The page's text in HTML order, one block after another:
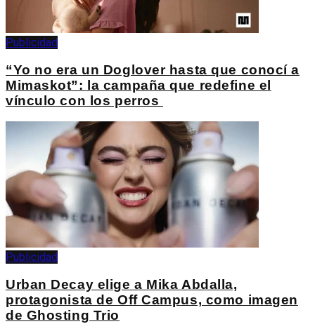
Publicidad
“Yo no era un Doglover hasta que conocí a
Mimaskot”: la campaña que redefine el
vínculo con los perros
Publicidad
Urban Decay elige a Mika Abdalla,
protagonista de Off Campus, como imagen
de Ghosting Trio